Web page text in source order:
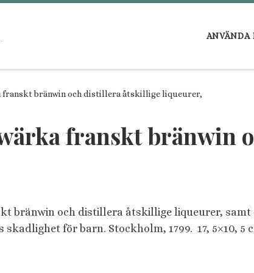
ANVÄNDA
bränwin och distillera åtskillige liqueurer,
franskt bränwin
bränwin och distillera åtskillige liqueurer,
för barn. Stockholm, 1799. 17, 5×10, 5